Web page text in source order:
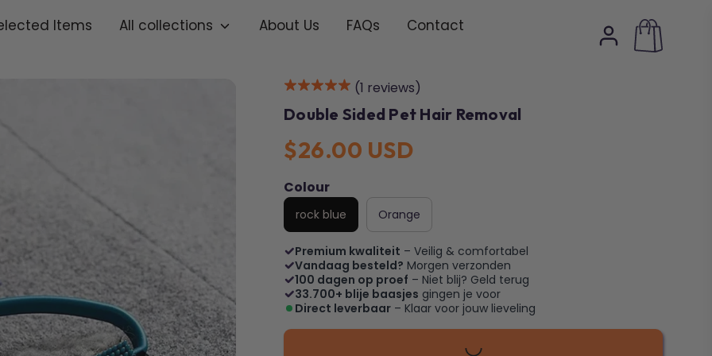
Items All collections About Us FAQs Contact
(1 reviews)
Double Sided Pet Hair Removal
$26.00 USD
Colour
rock blue Orange
Premium kwaliteit – Veilig & comfortabel
Vandaag besteld? Morgen verzonden
100 dagen op proef – Niet blij? Geld terug
33.700+ blije baasjes gingen je voor
Direct leverbaar – Klaar voor jouw lieveling